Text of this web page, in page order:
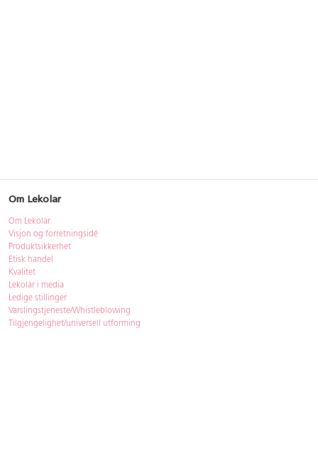
Om Lekolar
Om Lekolar
Visjon og forretningsidé
Produktsikkerhet
Etisk handel
Kvalitet
Lekolar i media
Ledige stillinger
Varslingstjeneste/Whistleblowing
Tilgjengelighet/universell utforming